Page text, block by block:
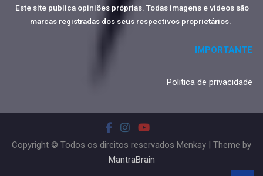
Este site publica opiniões próprias. Todas imagens e vídeos são
marcas registradas dos seus respectivos proprietários.
IMPORTANTE
Politica de privacidade
Copyright © Todos os direitos reservados Menkay | Theme by
MantraBrain